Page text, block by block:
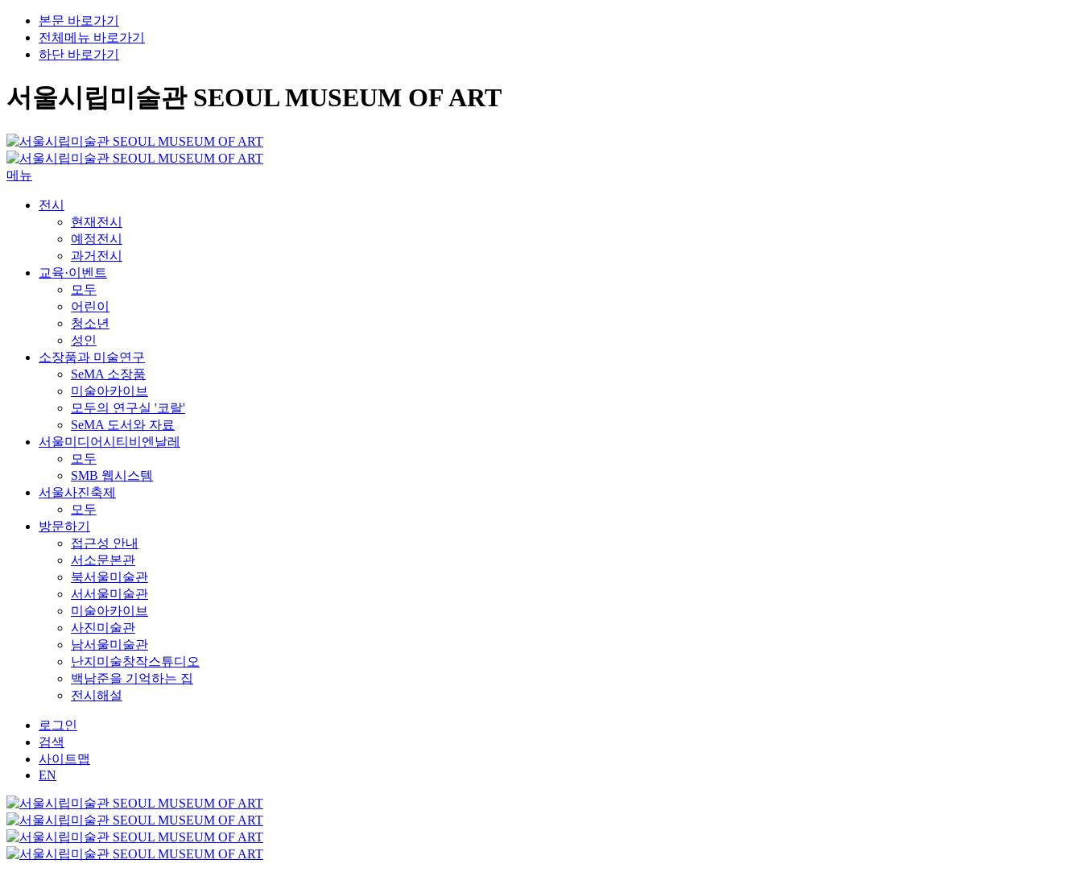
본문 바로가기
전체메뉴 바로가기
하단 바로가기
서울시립미술관 SEOUL MUSEUM OF ART
메뉴
전시
현재전시
예정전시
과거전시
교육·이벤트
모두
어린이
청소년
성인
소장품과 미술연구
SeMA 소장품
미술아카이브
모두의 연구실 '코랄'
SeMA 도서와 자료
서울미디어시티비엔날레
모두
SMB 웹시스템
서울사진축제
모두
방문하기
접근성 안내
서소문본관
북서울미술관
서서울미술관
미술아카이브
사진미술관
남서울미술관
난지미술창작스튜디오
백남준을 기억하는 집
전시해설
로그인
검색
사이트맵
EN